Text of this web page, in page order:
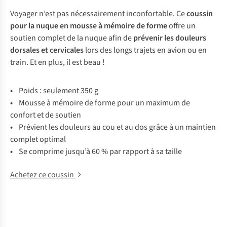
Voyager n’est pas nécessairement inconfortable. Cecoussin
pour la nuque en mousse à mémoire de formeoffre un
soutien complet de la nuque afin deprévenir les douleurs
dorsales et cervicaleslors des longs trajets en avion ou en
train. Et en plus, il est beau !
• Poids : seulement 350 g
• Mousse à mémoire de forme pour un maximum de
confort et de soutien
• Prévient les douleurs au cou et au dos grâce à un maintien
complet optimal
• Se comprime jusqu’à 60 % par rapport à sa taille
Achetez ce coussin